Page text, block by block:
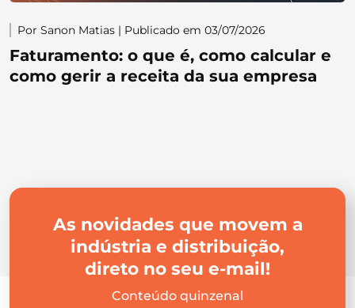
Por Sanon Matias | Publicado em 03/07/2026
Faturamento: o que é, como calcular e
como gerir a receita da sua empresa
As novidades que movem a
indústria e distribuição,
direto no seu e-mail!
Conteúdo quinzenal